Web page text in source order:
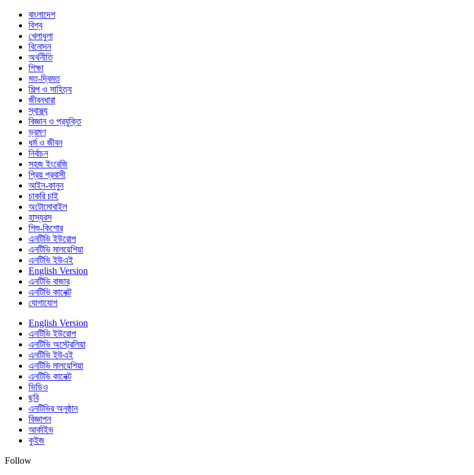
বাংলাদেশ
বিশ্ব
খেলাধুলা
বিনোদন
অর্থনীতি
শিক্ষা
মত-দ্বিমত
শিল্প ও সাহিত্য
জীবনধারা
স্বাস্থ্য
বিজ্ঞান ও প্রযুক্তি
ভ্রমণ
ধর্ম ও জীবন
নির্বাচন
সহজ ইংরেজি
প্রিয় প্রবাসী
আইন-কানুন
চাকরি চাই
অটোমোবাইল
হাস্যরস
শিশু-কিশোর
এনটিভি ইউরোপ
এনটিভি মালয়েশিয়া
এনটিভি ইউএই
English Version
এনটিভি বাজার
এনটিভি কানেক্ট
যোগাযোগ
English Version
এনটিভি ইউরোপ
এনটিভি অস্ট্রেলিয়া
এনটিভি ইউএই
এনটিভি মালয়েশিয়া
এনটিভি কানেক্ট
ভিডিও
ছবি
এনটিভির অনুষ্ঠান
বিজ্ঞাপন
আর্কাইভ
কুইজ
Follow